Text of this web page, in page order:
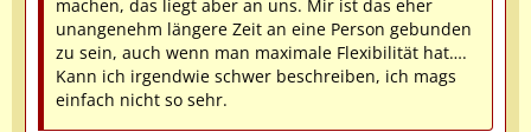
machen, das liegt aber an uns. Mir ist das eher
unangenehm längere Zeit an eine Person gebunden
zu sein, auch wenn man maximale Flexibilität hat….
Kann ich irgendwie schwer beschreiben, ich mags
einfach nicht so sehr.